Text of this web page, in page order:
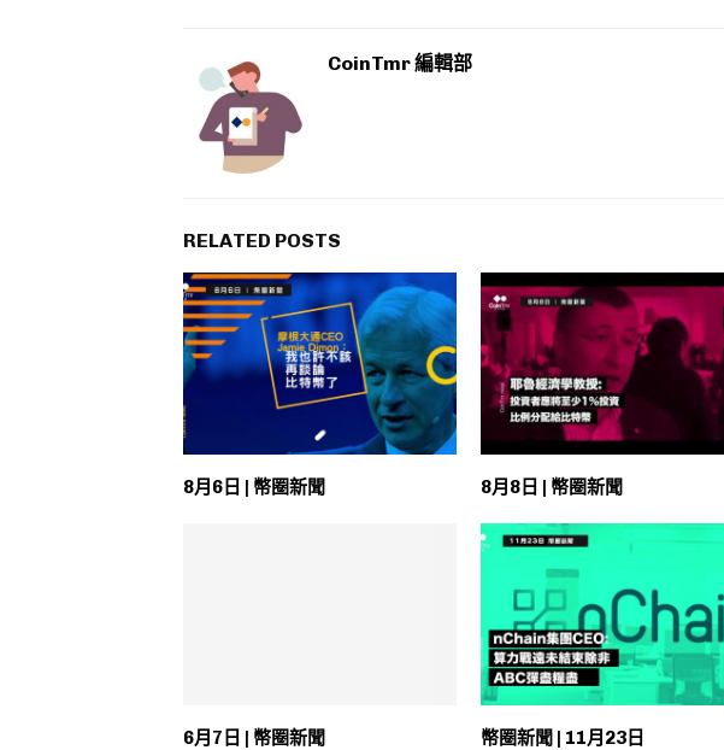
CoinTmr 編輯部
RELATED POSTS
8月6日 | 幣圈新聞 8月8日 | 幣圈新聞
6月7日 | 幣圈新聞 幣圈新聞 | 11月23日